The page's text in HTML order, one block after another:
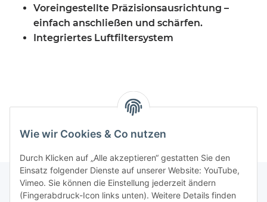
Voreingestellte Präzisionsausrichtung –
einfach anschließen und schärfen.
Integriertes Luftfiltersystem
Wie wir Cookies & Co nutzen
Durch Klicken auf „Alle akzeptieren“ gestatten Sie den
Einsatz folgender Dienste auf unserer Website: YouTube,
Vimeo. Sie können die Einstellung jederzeit ändern
(Fingerabdruck-Icon links unten). Weitere Details finden